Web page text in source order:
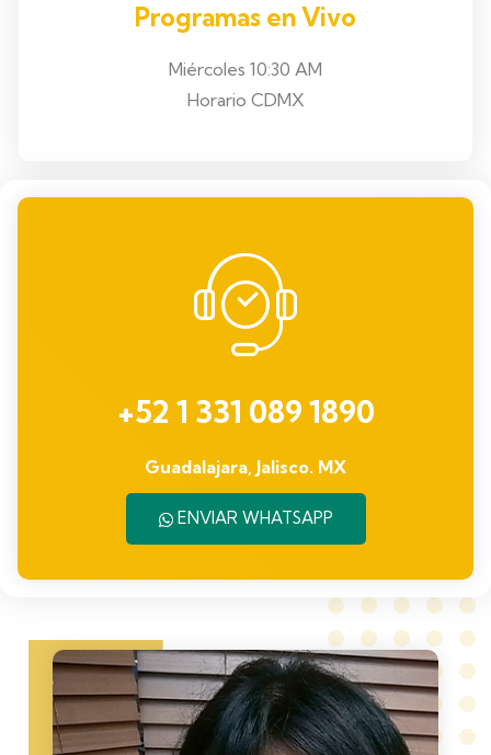
Programas en Vivo
Miércoles 10:30 AM
Horario CDMX
+52 1 331 089 1890
Guadalajara, Jalisco. MX
ENVIAR WHATSAPP